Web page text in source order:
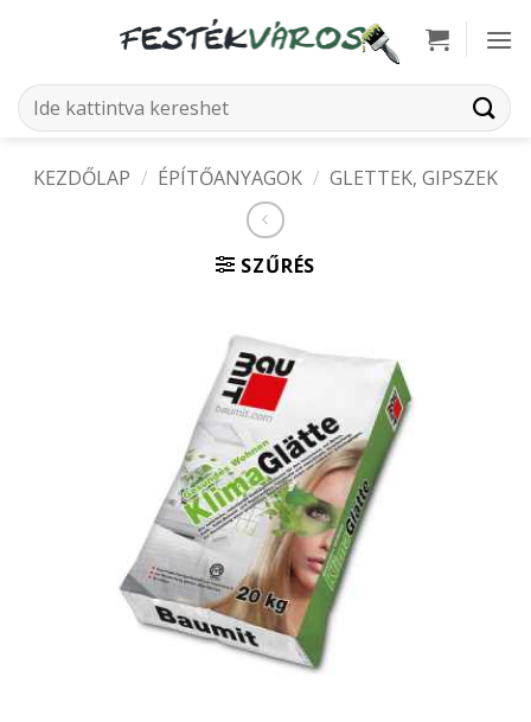
Keresés
a
KEZDŐLAP / ÉPÍTŐANYAGOK / GLETTEK, GIPSZEK
SZŰRÉS